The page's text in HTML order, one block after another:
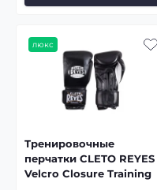
люкс
Тренировочные
перчатки CLETO REYES
Velcro Closure Training